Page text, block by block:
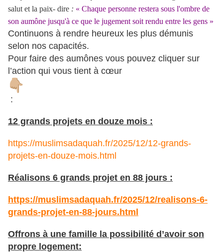
salut et la paix- dire : « Chaque personne restera sous l'ombre de
son aumône jusqu'à ce que le jugement soit rendu entre les gens »
Continuons à rendre heureux les plus démunis
selon nos capacités.
Pour faire des aumônes vous pouvez cliquer sur
l’action qui vous tient à cœur
:
12 grands projets en douze mois :
https://muslimsadaquah.fr/2025/12/12-grands-
projets-en-douze-mois.html
Réalisons 6 grands projet en 88 jours :
https://muslimsadaquah.fr/2025/12/realisons-6-
grands-projet-en-88-jours.html
Offrons à une famille la possibilité d’avoir son
propre logement: